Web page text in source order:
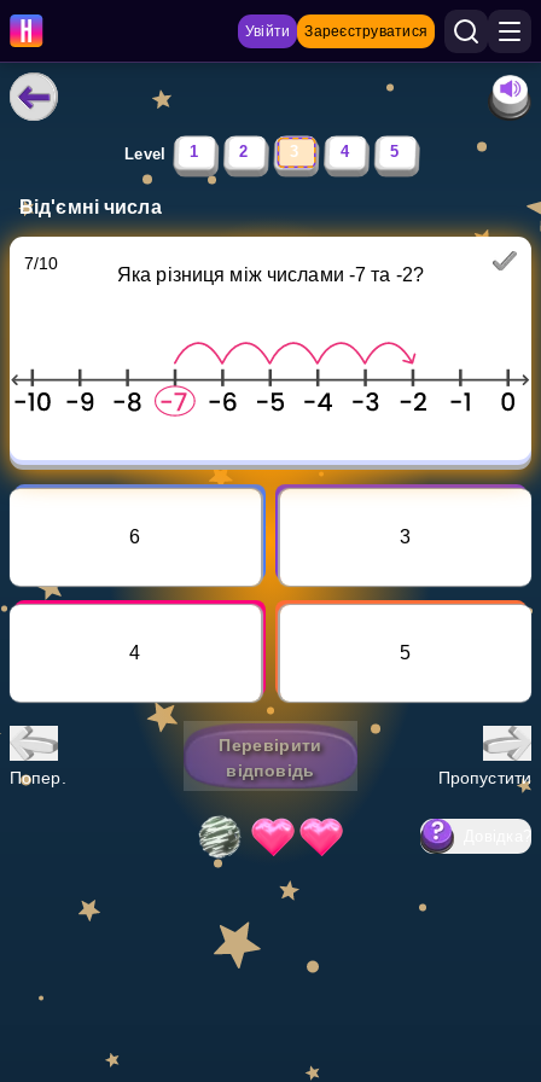
Увійти Зареєструватися
НАВЧАЛЬНІ МАТЕРІАЛИ
Curriculum
Multiplication Master
Показати більше
НАВЧАЛЬНИЙ ПЛАН
Level 1 2 3 4 5
Від'ємні числа
7/10
Яка різниця між числами -7 та -2?
6 3
4 5
Попер.
Перевірити
відповідь
Пропустити
?